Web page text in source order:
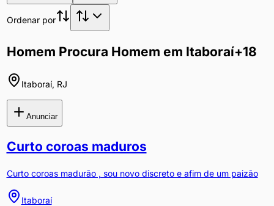
Ordenar por
Homem Procura Homem em Itaboraí+18
Itaboraí, RJ
Anunciar
Curto coroas maduros
Curto coroas madurão , sou novo discreto e afim de um paizão
Itaboraí